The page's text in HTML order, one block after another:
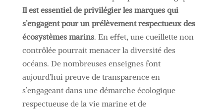
Il est essentiel de privilégier les marques qui
s’engagent pour un prélèvement respectueux des
écosystèmes marins. En effet, une cueillette non
contrôlée pourrait menacer la diversité des
océans. De nombreuses enseignes font
aujourd’hui preuve de transparence en
s’engageant dans une démarche écologique
respectueuse de la vie marine et de